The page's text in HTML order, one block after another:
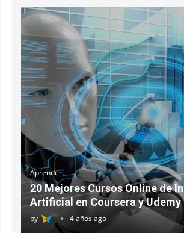
Aprender
20 Mejores Cursos Online de
Artificial en Coursera y Udemy
by 4 años ago